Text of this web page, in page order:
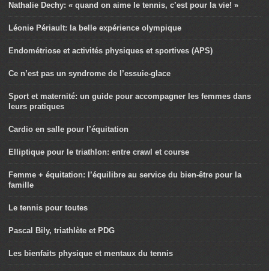
Nathalie Dechy: « quand on aime le tennis, c’est pour la vie! »
Léonie Périault: la belle expérience olympique
Endométriose et activités physiques et sportives (APS)
Ce n’est pas un syndrome de l’essuie-glace
Sport et maternité: un guide pour accompagner les femmes dans
leurs pratiques
Cardio en salle pour l’équitation
Elliptique pour le triathlon: entre crawl et course
Femme + équitation: l’équilibre au service du bien-être pour la
famille
Le tennis pour toutes
Pascal Bily, triathlète et PDG
Les bienfaits physique et mentaux du tennis